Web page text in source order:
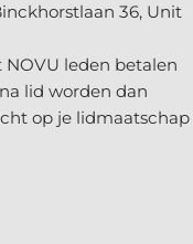
36, Unit
NOVU leden betalen
lid worden dan
op je lidmaatschap